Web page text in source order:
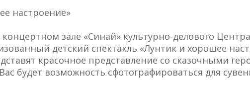
настроение»
концертном зале «Синай» культурно-делового
детский спектакль «Лунтик и хорошее
красочное представление со сказочными
будет возможность сфотографироваться для